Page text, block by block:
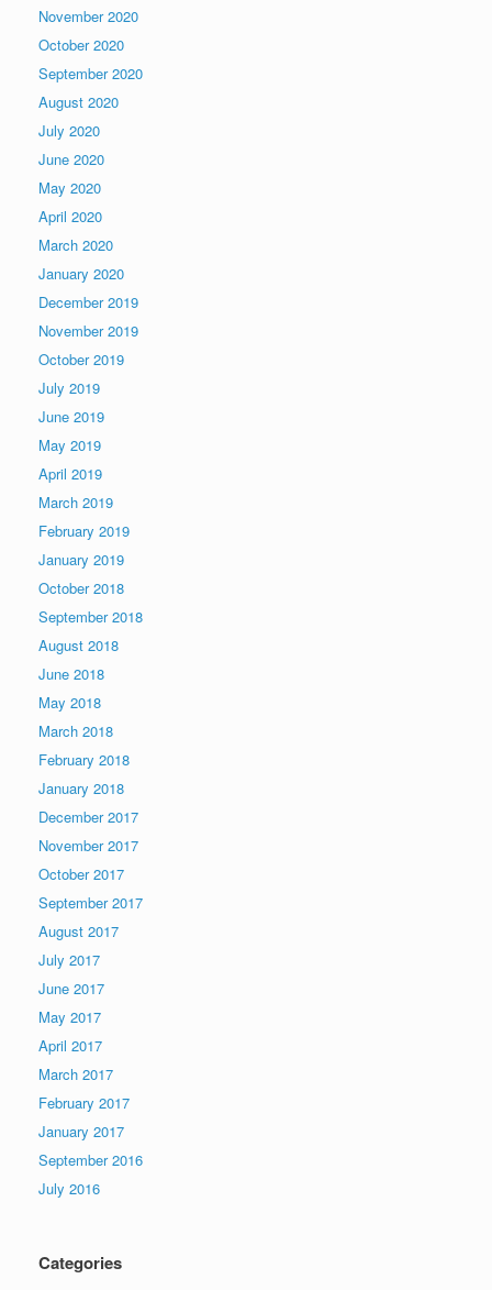
November 2020
October 2020
September 2020
August 2020
July 2020
June 2020
May 2020
April 2020
March 2020
January 2020
December 2019
November 2019
October 2019
July 2019
June 2019
May 2019
April 2019
March 2019
February 2019
January 2019
October 2018
September 2018
August 2018
June 2018
May 2018
March 2018
February 2018
January 2018
December 2017
November 2017
October 2017
September 2017
August 2017
July 2017
June 2017
May 2017
April 2017
March 2017
February 2017
January 2017
September 2016
July 2016
Categories